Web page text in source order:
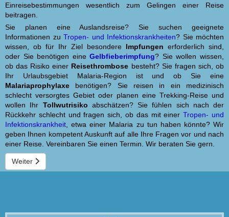
Einreisebestimmungen wesentlich zum Gelingen einer Reise
beitragen.
Sie planen eine Auslandsreise? Sie suchen geeignete
Informationen zu Tropen- und Infektionskrankheiten? Sie möchten
wissen, ob für Ihr Ziel besondere Impfungen erforderlich sind,
oder Sie benötigen eineGelbfieberimpfung? Sie wollen wissen,
ob das Risiko einer Reisethrombose besteht? Sie fragen sich, ob
Ihr Urlaubsgebiet Malaria-Region ist und ob Sie eine
Malariaprophylaxe benötigen? Sie reisen in ein medizinisch
schlecht versorgtes Gebiet oder planen eine Trekking-Reise und
wollen Ihr Tollwutrisiko abschätzen? Sie fühlen sich nach der
Rückkehr schlecht und fragen sich, ob das mit einerTropen- und
Infektionskrankheit , etwa einer Malaria zu tun haben könnte? Wir
geben Ihnen kompetent Auskunft auf alle Ihre Fragen vor und nach
einer Reise. Vereinbaren Sie einen Termin. Wir beraten Sie gern.
Nächster Beitrag: Gelbfieber
Weiter